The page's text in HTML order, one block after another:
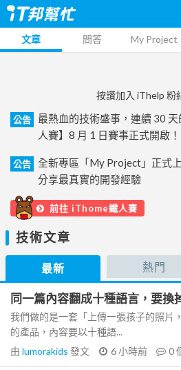
文章 問答 My Project
按讚加入 iThelp 粉
公告
最熱血的技術盛事，連續 30
人賽】8 月 1 日賽事正式開啟！
公告
全新專區「My Project」正式
分享最真實的開發經驗
前往 iThome鐵人賽
技術文章
最新 熱門
同一篇內容翻成十種語言，要換
我們做的是一套「上傳一張孩子的照片
的產品，內容要以十種語...
由 lumorakids 發文 6 小時前 0